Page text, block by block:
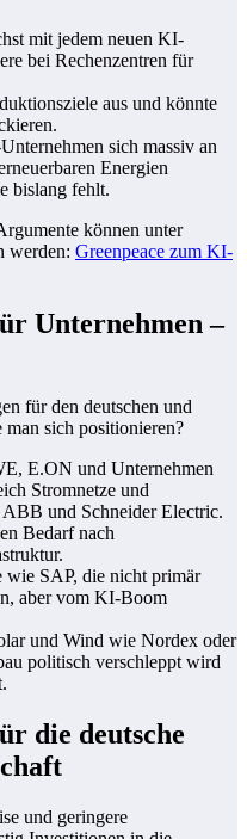
mit jedem neuen KI-
bei Rechenzentren für
aus und könnte
sich massiv an
Energien
bislang fehlt.
können unter
werden: Greenpeace zum KI-
Unternehmen –
für den deutschen und
sich positionieren?
E.ON und Unternehmen
Stromnetze und
und Schneider Electric.
Bedarf nach
wie SAP, die nicht primär
aber vom KI-Boom
und Wind wie Nordex oder
politisch verschleppt wird
die deutsche
und geringere